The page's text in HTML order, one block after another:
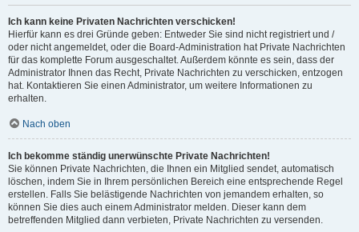
Ich kann keine Privaten Nachrichten verschicken!
Hierfür kann es drei Gründe geben: Entweder Sie sind nicht registriert und /
oder nicht angemeldet, oder die Board-Administration hat Private Nachrichten
für das komplette Forum ausgeschaltet. Außerdem könnte es sein, dass der
Administrator Ihnen das Recht, Private Nachrichten zu verschicken, entzogen
hat. Kontaktieren Sie einen Administrator, um weitere Informationen zu
erhalten.
Nach oben
Ich bekomme ständig unerwünschte Private Nachrichten!
Sie können Private Nachrichten, die Ihnen ein Mitglied sendet, automatisch
löschen, indem Sie in Ihrem persönlichen Bereich eine entsprechende Regel
erstellen. Falls Sie belästigende Nachrichten von jemandem erhalten, so
können Sie dies auch einem Administrator melden. Dieser kann dem
betreffenden Mitglied dann verbieten, Private Nachrichten zu versenden.